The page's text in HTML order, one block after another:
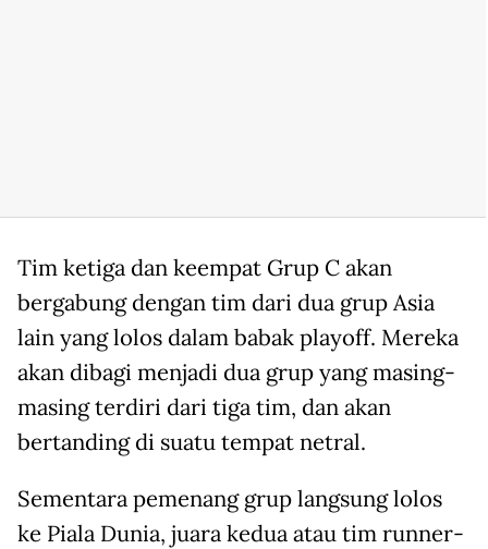
Tim ketiga dan keempat Grup C akan
bergabung dengan tim dari dua grup Asia
lain yang lolos dalam babak playoff. Mereka
akan dibagi menjadi dua grup yang masing-
masing terdiri dari tiga tim, dan akan
bertanding di suatu tempat netral.
Sementara pemenang grup langsung lolos
ke Piala Dunia, juara kedua atau tim runner-